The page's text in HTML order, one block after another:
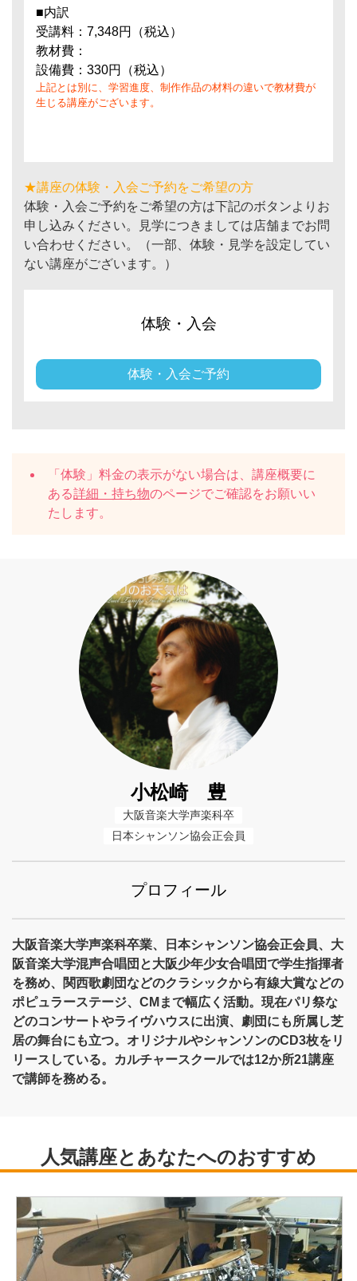
■内訳
受講料：7,348円（税込）
教材費：
設備費：330円（税込）
上記とは別に、学習進度、制作作品の材料の違いで教材費が
生じる講座がございます。
★講座の体験・入会ご予約をご希望の方
体験・入会ご予約をご希望の方は下記のボタンよりお
申し込みください。見学につきましては店舗までお問
い合わせください。（一部、体験・見学を設定してい
ない講座がございます。）
体験・入会
体験・入会ご予約
「体験」料金の表示がない場合は、講座概要に
ある詳細・持ち物のページでご確認をお願いい
たします。
小松崎 豊
大阪音楽大学声楽科卒
日本シャンソン協会正会員
プロフィール
大阪音楽大学声楽科卒業、日本シャンソン協会正会員、大
阪音楽大学混声合唱団と大阪少年少女合唱団で学生指揮者
を務め、関西歌劇団などのクラシックから有線大賞などの
ポピュラーステージ、CMまで幅広く活動。現在パリ祭な
どのコンサートやライヴハウスに出演、劇団にも所属し芝
居の舞台にも立つ。オリジナルやシャンソンのCD3枚をリ
リースしている。カルチャースクールでは12か所21講座
で講師を務める。